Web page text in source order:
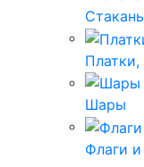
Шары
Флаги